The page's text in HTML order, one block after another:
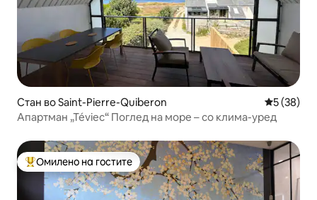
Стан во Saint-Pierre-Quiberon Просечна
5 (38)
Апартман „Téviec“ Поглед на море – со клима-уред
Меѓу најуспешните „Омилени на гостите“
Омилено на гостите